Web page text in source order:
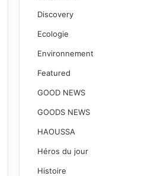
Discovery
Ecologie
Environnement
Featured
GOOD NEWS
GOODS NEWS
HAOUSSA
Héros du jour
Histoire